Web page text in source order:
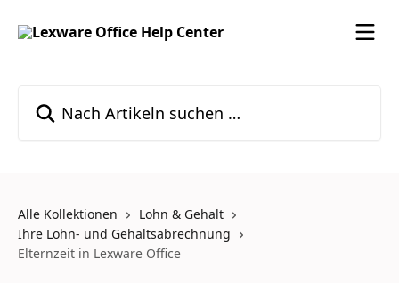
Alle Kollektionen
Lohn & Gehalt
Ihre Lohn- und Gehaltsabrechnung
Elternzeit in Lexware Office